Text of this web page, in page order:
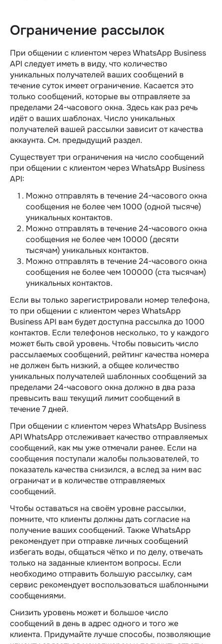
Ограничение рассылок
При общении с клиентом через WhatsApp Business
API следует иметь в виду, что количество
уникальных получателей ваших сообщений в
течение суток имеет ограничение. Касается это
только сообщений, которые вы отправляете за
пределами 24-часового окна. Здесь как раз речь
идёт о ваших шаблонах. Число уникальных
получателей вашей рассылки зависит от качества
аккаунта. См. предыдущий раздел.
Существует три ограничения на число сообщений
при общении с клиентом через WhatsApp Business
API:
Можно отправлять в течение 24-часового окна
сообщения не более чем 1000 (одной тысяче)
уникальных контактов.
Можно отправлять в течение 24-часового окна
сообщения не более чем 10000 (десяти
тысячам) уникальных контактов.
Можно отправлять в течение 24-часового окна
сообщения не более чем 100000 (ста тысячам)
уникальных контактов.
Если вы только зарегистрировали номер телефона,
то при общении с клиентом через WhatsApp
Business API вам будет доступна рассылка до 1000
контактов. Если телефонов несколько, то у каждого
может быть свой уровень. Чтобы повысить число
рассылаемых сообщений, рейтинг качества номера
не должен быть низкий, а общее количество
уникальных получателей шаблонных сообщений за
пределами 24-часового окна должно в два раза
превысить ваш текущий лимит сообщений в
течение 7 дней.
При общении с клиентом через WhatsApp Business
API WhatsApp отслеживает качество отправляемых
сообщений, как мы уже отмечали ранее. Если на
сообщения поступали жалобы пользователей, то
показатель качества снизился, а вслед за ним вас
ограничат и в количестве отправляемых
сообщений.
Чтобы оставаться на своём уровне рассылки,
помните, что клиенты должны дать согласие на
получение ваших сообщений. Также WhatsApp
рекомендует при отправке личных сообщений
избегать воды, общаться чётко и по делу, отвечать
только на заданные клиентом вопросы. Если
необходимо отправить большую рассылку, сам
сервис рекомендует воспользоваться шаблонными
сообщениями.
Снизить уровень может и большое число
сообщений в день в адрес одного и того же
клиента. Придумайте лучше способы, позволяющие